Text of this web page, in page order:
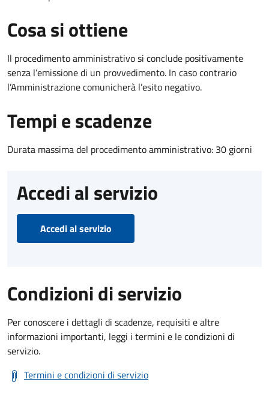
Cosa si ottiene
Il procedimento amministrativo si conclude positivamente
senza l’emissione di un provvedimento. In caso contrario
l’Amministrazione comunicherà l’esito negativo.
Tempi e scadenze
Durata massima del procedimento amministrativo: 30 giorni
Accedi al servizio
Accedi al servizio
Condizioni di servizio
Per conoscere i dettagli di scadenze, requisiti e altre
informazioni importanti, leggi i termini e le condizioni di
servizio.
Termini e condizioni di servizio